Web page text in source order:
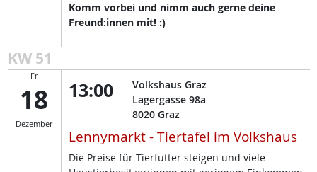
Komm vorbei und nimm auch gerne deine
Freund:innen mit! :)
KW 51
Fr
18
Dezember
13:00
Volkshaus Graz
Lagergasse 98a
8020 Graz
Lennymarkt - Tiertafel im Volkshaus
Die Preise für Tierfutter steigen und viele